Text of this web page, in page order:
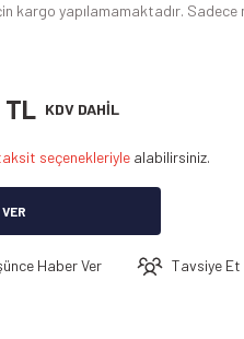
kargo yapılamamaktadır.
TL KDV DAHİL
seçenekleriyle alabilirsiniz.
Haber Ver Tavsiye Et